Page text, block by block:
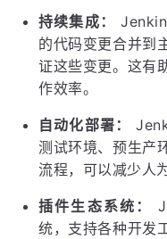
持续集成：
的代码变更合并到
证这些变更。这有
作效率。
自动化部署：
测试环境、预生产
流程，可以减少人
插件生态系统：
统，支持各种开发